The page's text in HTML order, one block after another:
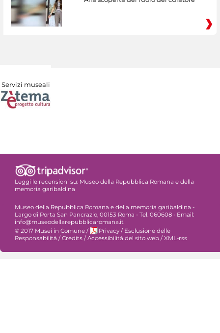
Servizi museali
Leggi le recensioni su: Museo della Repubblica Romana e della
memoria garibaldina
Museo della Repubblica Romana e della memoria garibaldina -
Largo di Porta San Pancrazio, 00153 Roma - Tel. 060608 - Email:
info@museodellarepubblicaromana.it
© 2017 Musei in Comune / Privacy / Esclusione delle
Responsabilità /Credits /Accessibilità del sito web /XML-rss